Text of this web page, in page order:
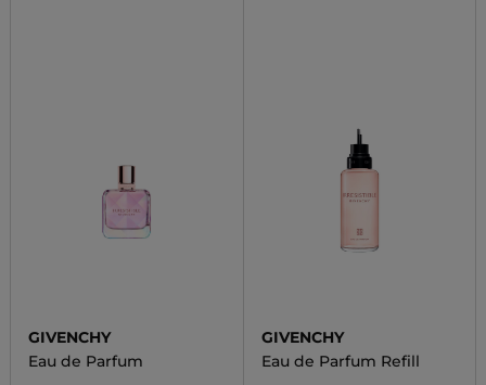
GIVENCHY
Eau de Parfum
GIVENCHY
Eau de Parfum Refill